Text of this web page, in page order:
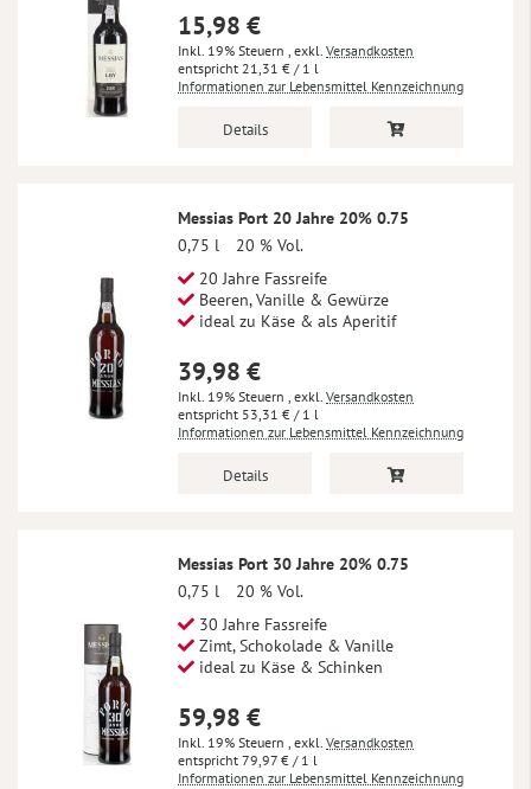
15,98 €
Inkl. 19% Steuern , exkl. Versandkosten
21,31 € / 1 l
Informationen zur Lebensmittel Kennzeichnung
Details
Messias Port 20 Jahre 20% 0.75
0,75 l
20 % Vol.
20 Jahre Fassreife
Beeren, Vanille & Gewürze
ideal zu Käse & als Aperitif
39,98 €
Inkl. 19% Steuern , exkl. Versandkosten
53,31 € / 1 l
Informationen zur Lebensmittel Kennzeichnung
Details
Messias Port 30 Jahre 20% 0.75
0,75 l
20 % Vol.
30 Jahre Fassreife
Zimt, Schokolade & Vanille
ideal zu Käse & Schinken
59,98 €
Inkl. 19% Steuern , exkl. Versandkosten
79,97 € / 1 l
Informationen zur Lebensmittel Kennzeichnung